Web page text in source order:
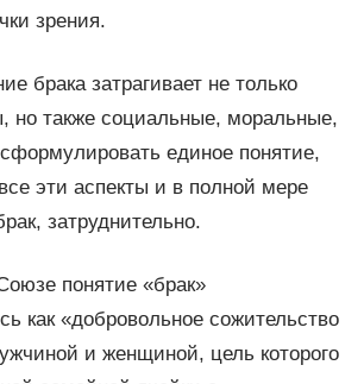
зрения.
брака затрагивает не только
но также социальные, моральные,
единое понятие,
эти аспекты и в полной мере
затруднительно.
понятие «брак»
как «добровольное сожительство
и женщиной, цель которого